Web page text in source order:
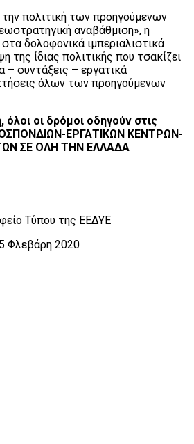
πολιτική των προηγούμενων
αναβάθμιση», η
δολοφονικά ιμπεριαλιστικά
της ίδιας πολιτικής που τσακίζει
– συντάξεις – εργατικά
όλων των προηγούμενων
όλοι οι δρόμοι οδηγούν στις
ΕΡΓΑΤΙΚΩΝ ΚΕΝΤΡΩΝ-
ΣΕ ΟΛΗ ΤΗΝ ΕΛΛΑΔΑ
Τύπου της ΕΕΔΥΕ
5 Φλεβάρη 2020